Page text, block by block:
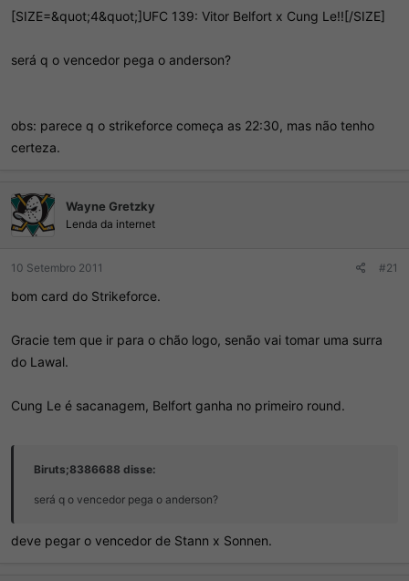
[SIZE=&quot;4&quot;]UFC 139: Vitor Belfort x Cung Le!![/SIZE]
será q o vencedor pega o anderson?
obs: parece q o strikeforce começa as 22:30, mas não tenho
certeza.
Wayne Gretzky
Lenda da internet
10 Setembro 2011 #21
bom card do Strikeforce.
Gracie tem que ir para o chão logo, senão vai tomar uma surra
do Lawal.
Cung Le é sacanagem, Belfort ganha no primeiro round.
Biruts;8386688 disse:
será q o vencedor pega o anderson?
deve pegar o vencedor de Stann x Sonnen.